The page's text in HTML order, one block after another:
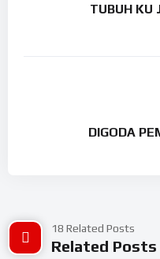
TUBUH KU
DIGODA
18 Related Posts
Related Posts